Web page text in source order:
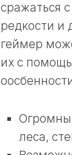
сражаться
редкости и
геймер
их с
леса,